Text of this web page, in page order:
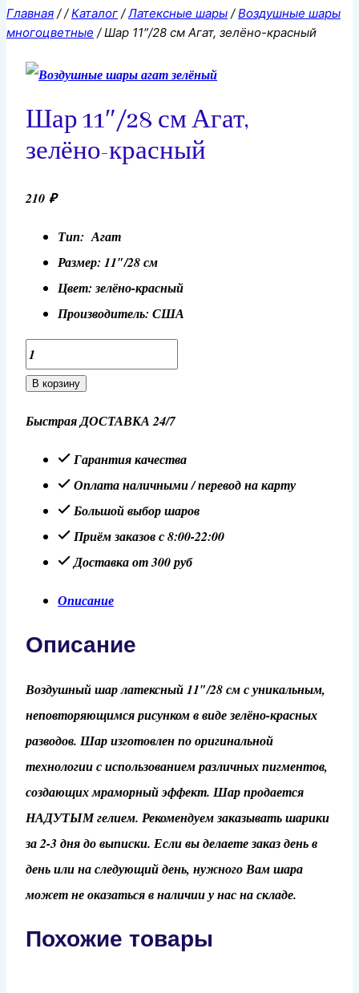
Главная / / Каталог / Латексные шары / Воздушные шары
многоцветные / Шар 11″/28 см Агат, зелёно-красный
Шар 11″/28 см Агат,
зелёно-красный
210 ₽
Тип: Агат
Размер: 11″/28 см
Цвет: зелёно-красный
Производитель: США
Количество
товара
11"/28
Агат,
зелёно-
красный
В корзину
Быстрая ДОСТАВКА 24/7
Гарантия качества
Оплата наличными / перевод на карту
Большой выбор шаров
Приём заказов с 8:00-22:00
Доставка от 300 руб
Описание
Описание
Воздушный шар латексный 11″/28 см с уникальным,
неповторяющимся рисунком в виде зелёно-красных
разводов. Шар изготовлен по оригинальной
технологии с использованием различных пигментов,
создающих мраморный эффект. Шар продается
НАДУТЫМ гелием. Рекомендуем заказывать шарики
за 2-3 дня до выписки. Если вы делаете заказ день в
день или на следующий день, нужного Вам шара
может не оказаться в наличии у нас на складе.
Похожие товары